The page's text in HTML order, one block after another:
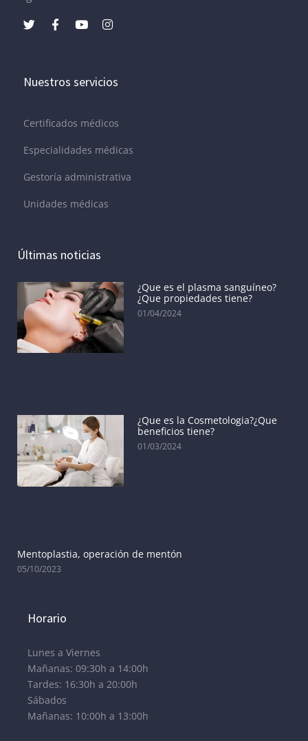
Nuestros servicios
Certificados médicos
Especialidades médicas
Gestoría administrativa
Unidades médicas
Últimas noticias
¿Que es el plasma sanguíneo?
¿Que propiedades tiene?
01/04/2024
¿Que es la Cosmetologia?¿Que
beneficios tiene?
01/03/2024
Mentoplastia, operación de mentón
05/10/2023
Horario
Lunes a Viernes
Mañanas: 09:30h a 14:00h
Tardes: 16:30h a 20:00h
Sábados
Mañanas: 10:00h a 13:00h